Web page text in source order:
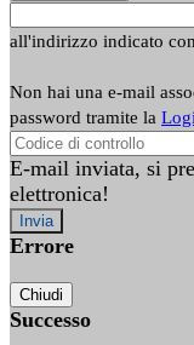
all'indirizzo indicato
Non hai una e-mail
password tramite la
E-mail inviata, si
elettronica!
Errore
Chiudi
Successo